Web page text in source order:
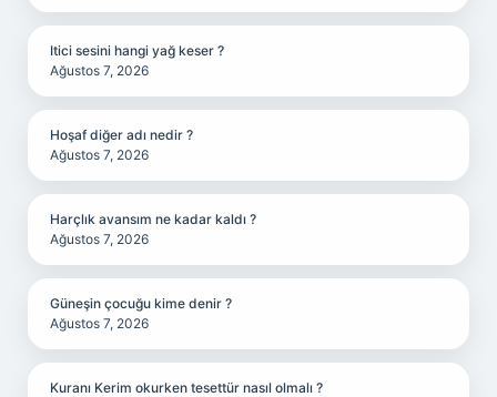
Itici sesini hangi yağ keser ?
Ağustos 7, 2026
Hoşaf diğer adı nedir ?
Ağustos 7, 2026
Harçlık avansım ne kadar kaldı ?
Ağustos 7, 2026
Güneşin çocuğu kime denir ?
Ağustos 7, 2026
Kuranı Kerim okurken tesettür nasıl olmalı ?